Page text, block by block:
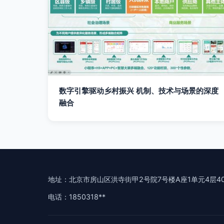
数字引擎驱动乡村振兴 机制、技术与场景的深度
融合
地址：北京市房山区洪寺街甲2号院7号楼A座1单元4层
电话：1850318**